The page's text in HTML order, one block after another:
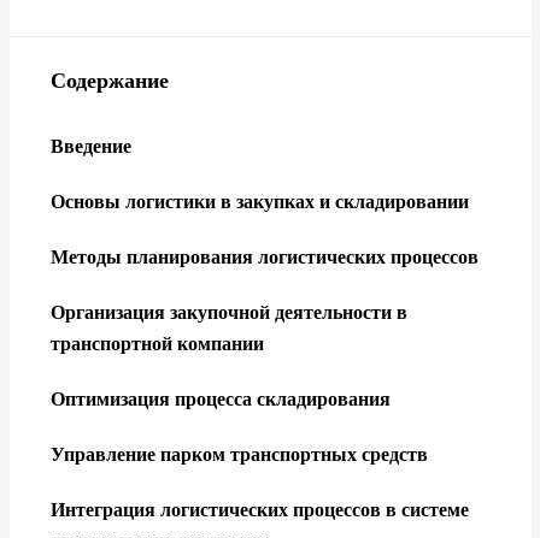
Содержание
Введение
Основы логистики в закупках и складировании
Методы планирования логистических процессов
Организация закупочной деятельности в
транспортной компании
Оптимизация процессa складирования
Управление парком транспортных средств
Интеграция логистических процессов в системе